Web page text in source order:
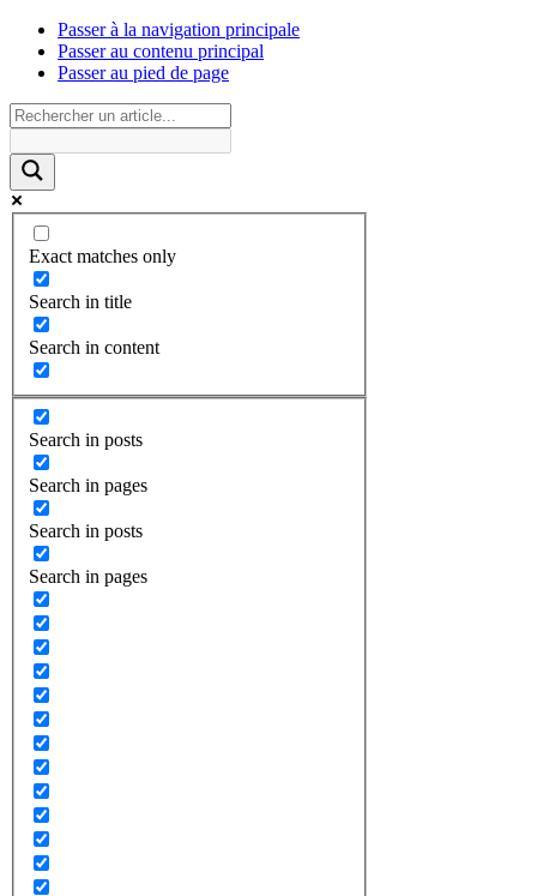
Passer à la navigation principale
Passer au contenu principal
Passer au pied de page
Exact matches only
Search in title
Search in content
Search in posts
Search in pages
Search in posts
Search in pages